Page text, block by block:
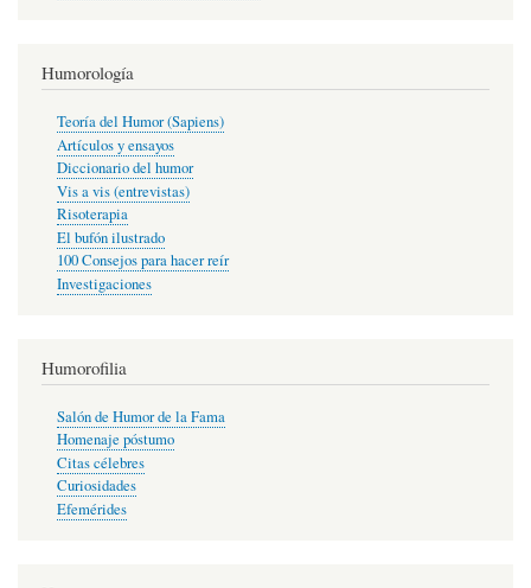
Humorología
Teoría del Humor (Sapiens)
Artículos y ensayos
Diccionario del humor
Vis a vis (entrevistas)
Risoterapia
El bufón ilustrado
100 Consejos para hacer reír
Investigaciones
Humorofilia
Salón de Humor de la Fama
Homenaje póstumo
Citas célebres
Curiosidades
Efemérides